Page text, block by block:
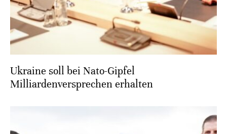
Ukraine soll bei Nato-Gipfel
Milliardenversprechen erhalten